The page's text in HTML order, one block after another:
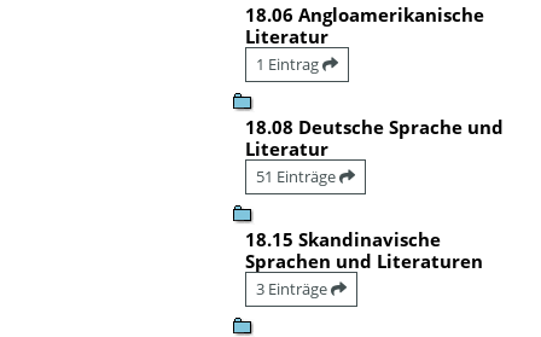
18.06 Angloamerikanische
Literatur
1 Eintrag
18.08 Deutsche Sprache und
Literatur
51 Einträge
18.15 Skandinavische
Sprachen und Literaturen
3 Einträge